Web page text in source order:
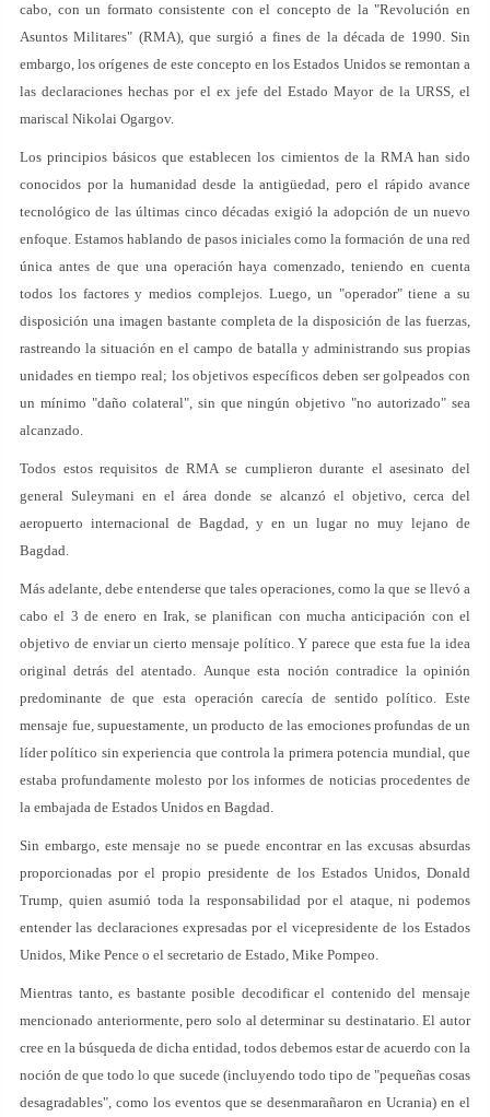
cabo, con un formato consistente con el concepto de la "Revolución en
Asuntos Militares" (RMA), que surgió a fines de la década de 1990. Sin
embargo, los orígenes de este concepto en los Estados Unidos se remontan a
las declaraciones hechas por el ex jefe del Estado Mayor de la URSS, el
mariscal Nikolai Ogargov.
Los principios básicos que establecen los cimientos de la RMA han sido
conocidos por la humanidad desde la antigüedad, pero el rápido avance
tecnológico de las últimas cinco décadas exigió la adopción de un nuevo
enfoque. Estamos hablando de pasos iniciales como la formación de una red
única antes de que una operación haya comenzado, teniendo en cuenta
todos los factores y medios complejos. Luego, un "operador" tiene a su
disposición una imagen bastante completa de la disposición de las fuerzas,
rastreando la situación en el campo de batalla y administrando sus propias
unidades en tiempo real; los objetivos específicos deben ser golpeados con
un mínimo "daño colateral", sin que ningún objetivo "no autorizado" sea
alcanzado.
Todos estos requisitos de RMA se cumplieron durante el asesinato del
general Suleymani en el área donde se alcanzó el objetivo, cerca del
aeropuerto internacional de Bagdad, y en un lugar no muy lejano de
Bagdad.
Más adelante, debe entenderse que tales operaciones, como la que se llevó a
cabo el 3 de enero en Irak, se planifican con mucha anticipación con el
objetivo de enviar un cierto mensaje político. Y parece que esta fue la idea
original detrás del atentado. Aunque esta noción contradice la opinión
predominante de que esta operación carecía de sentido político. Este
mensaje fue, supuestamente, un producto de las emociones profundas de un
líder político sin experiencia que controla la primera potencia mundial, que
estaba profundamente molesto por los informes de noticias procedentes de
la embajada de Estados Unidos en Bagdad.
Sin embargo, este mensaje no se puede encontrar en las excusas absurdas
proporcionadas por el propio presidente de los Estados Unidos, Donald
Trump, quien asumió toda la responsabilidad por el ataque, ni podemos
entender las declaraciones expresadas por el vicepresidente de los Estados
Unidos, Mike Pence o el secretario de Estado, Mike Pompeo.
Mientras tanto, es bastante posible decodificar el contenido del mensaje
mencionado anteriormente, pero solo al determinar su destinatario. El autor
cree en la búsqueda de dicha entidad, todos debemos estar de acuerdo con la
noción de que todo lo que sucede (incluyendo todo tipo de "pequeñas cosas
desagradables", como los eventos que se desenmarañaron en Ucrania) en el